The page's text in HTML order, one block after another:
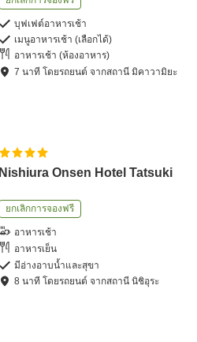
บุฟเฟต์อาหารเช้า
เมนูอาหารเช้า (เลือกได้)
อาหารเช้า (ห้องอาหาร)
7 นาที โดยรถยนต์ จากสถานี มิคาวามิยะ
Nishiura Onsen Hotel Tatsuki
ยกเลิกการจองฟรี
อาหารเช้า
อาหารเย็น
มีอ่างอาบน้ำและสุขา
8 นาที โดยรถยนต์ จากสถานี นิชิอุระ